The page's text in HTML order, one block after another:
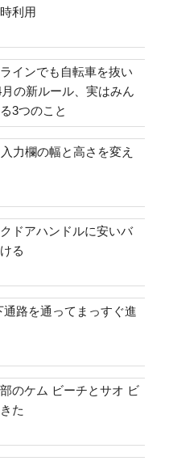
利用
インでも自転車を抜い
の新ルール、実はみん
3つのこと
力欄の幅と高さを変え
ドアハンドルに安いバ
る
路を通ってまっすぐ進
のケム ビーチとサオ ビ
た